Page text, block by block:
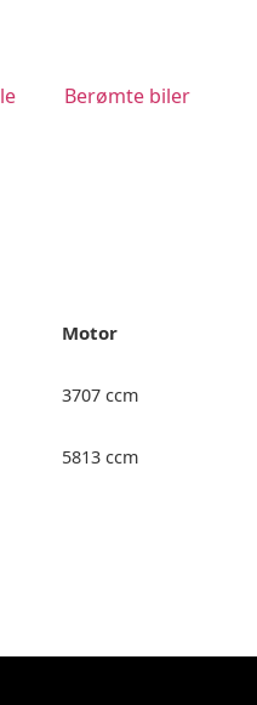
Berømte biler
Motor
3707 ccm
5813 ccm